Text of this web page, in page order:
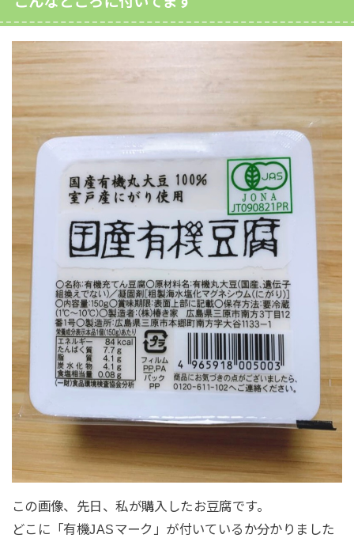
この画像、先日、私が購入したお豆腐です。
どこに「有機JASマーク」が付いているか分かりました